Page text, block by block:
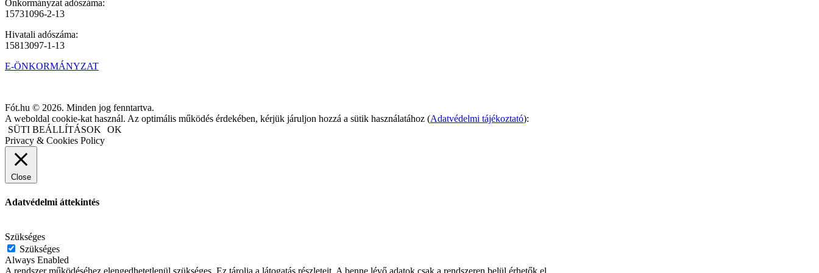
Önkormányzat adószáma:
15731096-2-13
Hivatali adószáma:
15813097-1-13
E-ÖNKORMÁNYZAT
Fót.hu © 2026. Minden jog fenntartva.
A weboldal cookie-kat használ. Az optimális működés érdekében, kérjük járuljon hozzá a sütik használatához (Adatvédelmi tájékoztató):
SÜTI BEÁLLÍTÁSOK OK
Privacy & Cookies Policy
Close
Adatvédelmi áttekintés
Szükséges
Szükséges
Always Enabled
A rendszer működéséhez elengedhetetlenül szükséges. Ez tárolja a látogatás részleteit. A benne lévő adatok csak a rendszeren belül érhetők el.